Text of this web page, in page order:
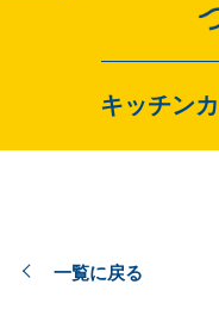
キッチ
キッチン
一覧に戻る